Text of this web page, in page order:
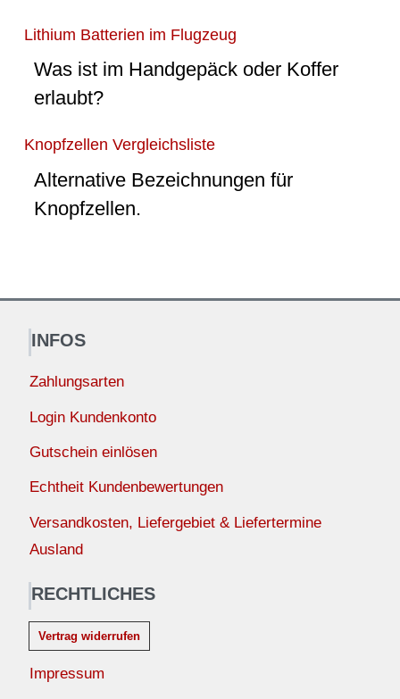
Lithium Batterien im Flugzeug
Was ist im Handgepäck oder Koffer
erlaubt?
Knopfzellen Vergleichsliste
Alternative Bezeichnungen für
Knopfzellen.
INFOS
Zahlungsarten
Login Kundenkonto
Gutschein einlösen
Echtheit Kundenbewertungen
Versandkosten, Liefergebiet & Liefertermine
Ausland
RECHTLICHES
Vertrag widerrufen
Impressum